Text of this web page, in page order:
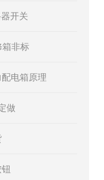
开关
箱非标
电箱原理
做